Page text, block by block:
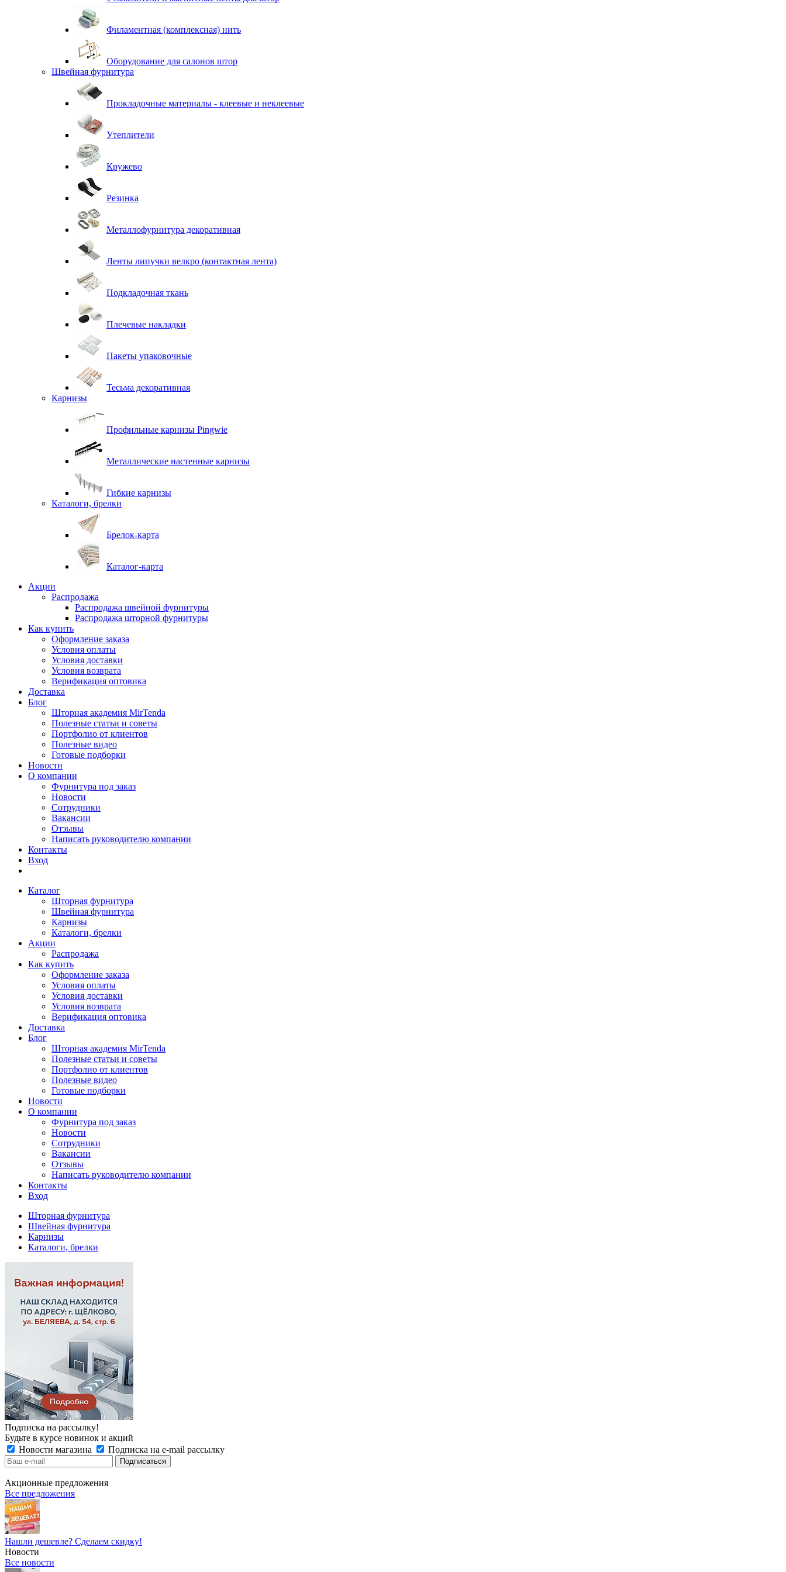
Филаментная (комплексная) нить
Оборудование для салонов штор
Швейная фурнитура
Прокладочные материалы - клеевые и неклеевые
Утеплители
Кружево
Резинка
Металлофурнитура декоративная
Ленты липучки велкро (контактная лента)
Подкладочная ткань
Плечевые накладки
Пакеты упаковочные
Тесьма декоративная
Карнизы
Профильные карнизы Pingwie
Металлические настенные карнизы
Гибкие карнизы
Каталоги, брелки
Брелок-карта
Каталог-карта
Акции
Распродажа
Распродажа швейной фурнитуры
Распродажа шторной фурнитуры
Как купить
Оформление заказа
Условия оплаты
Условия доставки
Условия возврата
Верификация оптовика
Доставка
Блог
Шторная академия MirTenda
Полезные статьи и советы
Портфолио от клиентов
Полезные видео
Готовые подборки
Новости
О компании
Фурнитура под заказ
Новости
Сотрудники
Вакансии
Отзывы
Написать руководителю компании
Контакты
Вход
Каталог
Шторная фурнитура
Швейная фурнитура
Карнизы
Каталоги, брелки
Акции
Распродажа
Как купить
Оформление заказа
Условия оплаты
Условия доставки
Условия возврата
Верификация оптовика
Доставка
Блог
Шторная академия MirTenda
Полезные статьи и советы
Портфолио от клиентов
Полезные видео
Готовые подборки
Новости
О компании
Фурнитура под заказ
Новости
Сотрудники
Вакансии
Отзывы
Написать руководителю компании
Контакты
Вход
Шторная фурнитура
Швейная фурнитура
Карнизы
Каталоги, брелки
Подписка на рассылку!
Будьте в курсе новинок и акций
Новости магазина
Подписка на e-mail рассылку
Акционные предложения
Все предложения
Нашли дешевле? Сделаем скидку!
Новости
Все новости